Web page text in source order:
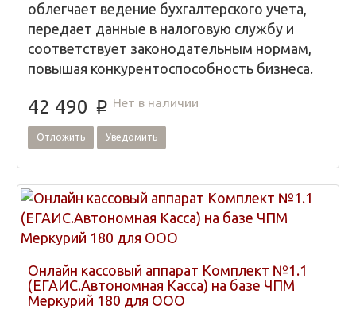
облегчает ведение бухгалтерского учета,
передает данные в налоговую службу и
соответствует законодательным нормам,
повышая конкурентоспособность бизнеса.
42 490 p Нет в наличии
Отложить Уведомить
Онлайн кассовый аппарат Комплект №1.1
(ЕГАИС.Автономная Касса) на базе ЧПМ
Меркурий 180 для ООО